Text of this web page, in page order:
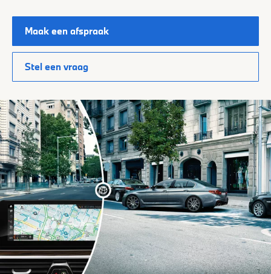
Maak een afspraak
Stel een vraag